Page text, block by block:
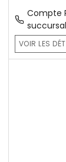
Compte
VOIR LES